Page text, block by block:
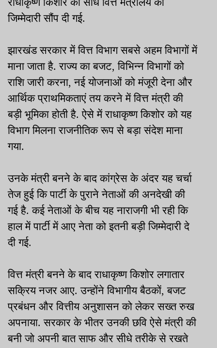
जिम्मेदारी सौंप दी गई.
झारखंड सरकार में वित्त विभाग सबसे अहम विभागों में
माना जाता है. राज्य का बजट, विभिन्न विभागों को
राशि जारी करना, नई योजनाओं को मंजूरी देना और
आर्थिक प्राथमिकताएं तय करने में वित्त मंत्री की
बड़ी भूमिका होती है. ऐसे में राधाकृष्ण किशोर को यह
विभाग मिलना राजनीतिक रूप से बड़ा संदेश माना
गया.
उनके मंत्री बनने के बाद कांग्रेस के अंदर यह चर्चा
तेज हुई कि पार्टी के पुराने नेताओं की अनदेखी की
गई है. कई नेताओं के बीच यह नाराजगी भी रही कि
हाल में पार्टी में आए नेता को इतनी बड़ी जिम्मेदारी दे
दी गई.
वित्त मंत्री बनने के बाद राधाकृष्ण किशोर लगातार
सक्रिय नजर आए. उन्होंने विभागीय बैठकों, बजट
प्रबंधन और वित्तीय अनुशासन को लेकर सख्त रुख
अपनाया. सरकार के भीतर उनकी छवि ऐसे मंत्री की
बनी जो अपनी बात साफ और सीधे तरीके से रखते